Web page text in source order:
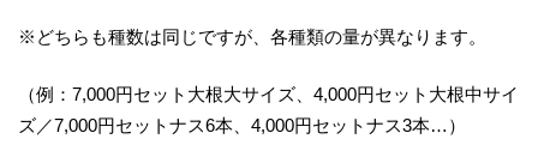
※どちらも種数は同じですが、各種類の量が異なります。
（例：7,000円セット大根大サイズ、4,000円セット大根中サイ
ズ／7,000円セットナス6本、4,000円セットナス3本…）